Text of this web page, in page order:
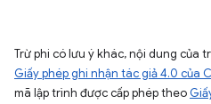
Trừ phi có lưu ý khác, nội dung của
Giấy phép ghi nhận tác giả 4.0 của
mã lập trình được cấp phép theo